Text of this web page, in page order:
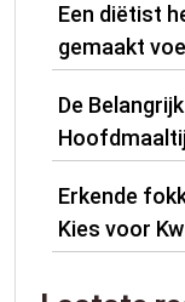
Een diëtist
gemaakt
De
Erkende
Kies voor